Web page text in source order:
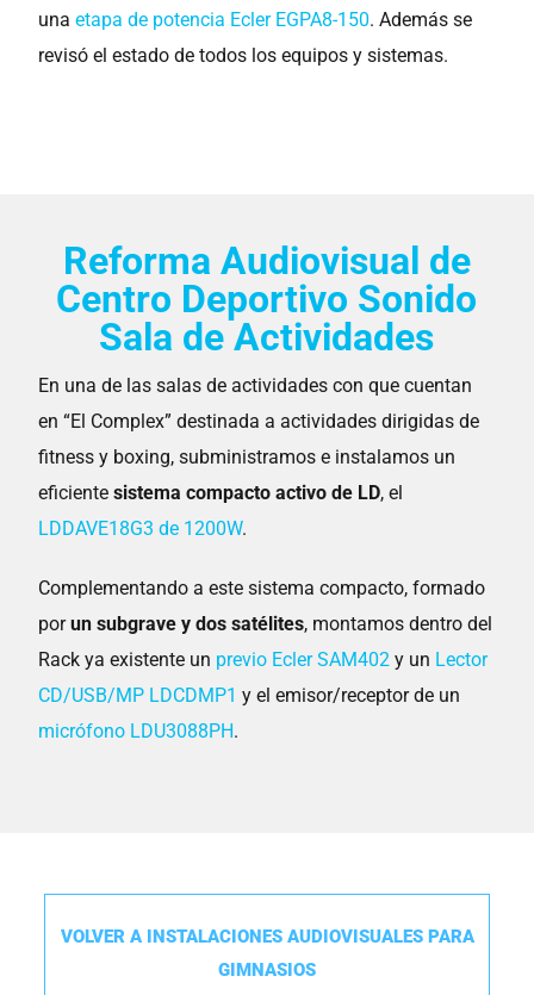
unaetapa de potencia Ecler EGPA8-150. Además se
revisó el estado de todos los equipos y sistemas.
Reforma Audiovisual de
Centro Deportivo Sonido
Sala de Actividades
En una de las salas de actividades con que cuentan
en “El Complex” destinada a actividades dirigidas de
fitness y boxing, subministramos e instalamos un
eficientesistema compacto activo de LD, el
LDDAVE18G3 de 1200W.
Complementando a este sistema compacto, formado
porun subgrave y dos satélites, montamos dentro del
Rack ya existente un previo Ecler SAM402 y un Lector
CD/USB/MP LDCDMP1 y el emisor/receptor de un
micrófono LDU3088PH.
VOLVER A INSTALACIONES AUDIOVISUALES PARA
GIMNASIOS